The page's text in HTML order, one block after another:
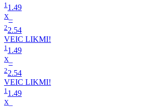
1 1.49
X–
22.54
VEIC LIKMI!
1 1.49
X–
22.54
VEIC LIKMI!
1 1.49
X–